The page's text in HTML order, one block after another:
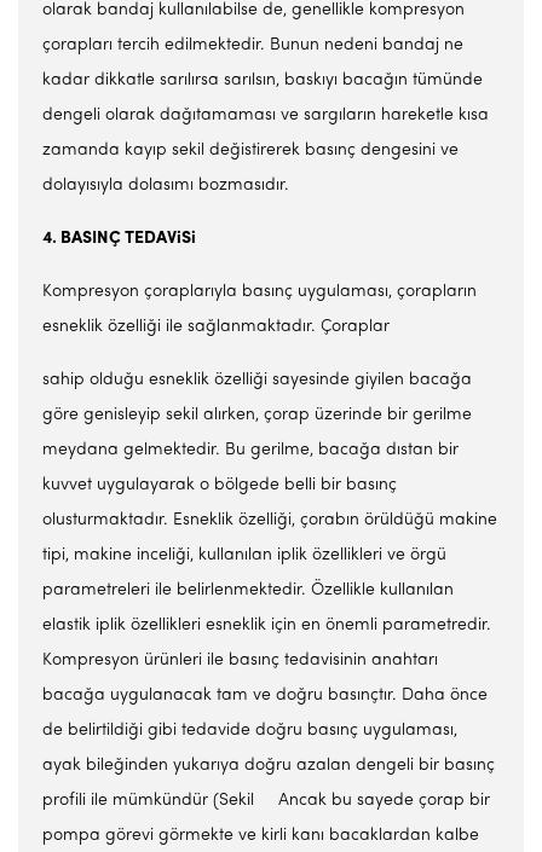
olarak bandaj kullanılabilse de, genellikle kompresyon
çorapları tercih edilmektedir. Bunun nedeni bandaj ne
kadar dikkatle sarılırsa sarılsın, baskıyı bacağın tümünde
dengeli olarak dağıtamaması ve sargıların hareketle kısa
zamanda kayıp sekil değistirerek basınç dengesini ve
dolayısıyla dolasımı bozmasıdır.
4. BASINÇ TEDAViSi
Kompresyon çoraplarıyla basınç uygulaması, çorapların
esneklik özelliği ile sağlanmaktadır. Çoraplar
sahip olduğu esneklik özelliği sayesinde giyilen bacağa
göre genisleyip sekil alırken, çorap üzerinde bir gerilme
meydana gelmektedir. Bu gerilme, bacağa dıstan bir
kuvvet uygulayarak o bölgede belli bir basınç
olusturmaktadır. Esneklik özelliği, çorabın örüldüğü makine
tipi, makine inceliği, kullanılan iplik özellikleri ve örgü
parametreleri ile belirlenmektedir. Özellikle kullanılan
elastik iplik özellikleri esneklik için en önemli parametredir.
Kompresyon ürünleri ile basınç tedavisinin anahtarı
bacağa uygulanacak tam ve doğru basınçtır. Daha önce
de belirtildiği gibi tedavide doğru basınç uygulaması,
ayak bileğinden yukarıya doğru azalan dengeli bir basınç
profili ile mümkündür (Sekil Ancak bu sayede çorap bir
pompa görevi görmekte ve kirli kanı bacaklardan kalbe